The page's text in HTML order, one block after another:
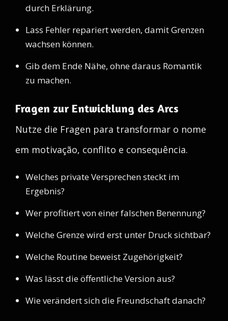
durch Erklärung.
Lass Fehler repariert werden, damit Grenzen
wachsen können.
Gib dem Ende Nähe, ohne daraus Romantik
zu machen.
Fragen zur Entwicklung des Arcs
Nutze die Fragen para transformar o nome
em motivação, conflito e consequência.
Welches private Versprechen steckt im
Ergebnis?
Wer profitiert von einer falschen Benennung?
Welche Grenze wird erst unter Druck sichtbar?
Welche Routine beweist Zugehörigkeit?
Was lässt die öffentliche Version aus?
Wie verändert sich die Freundschaft danach?